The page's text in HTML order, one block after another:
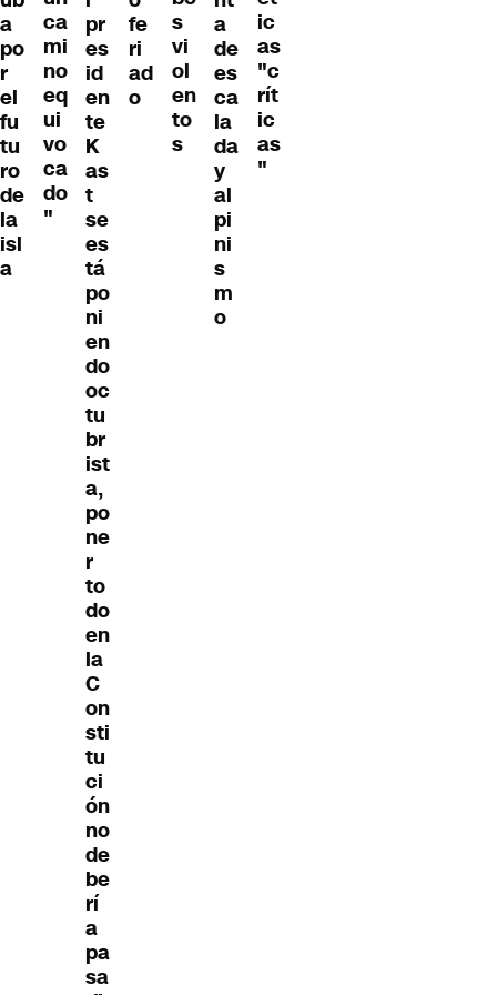
a
po
r
el
fu
tu
ro
de
la
isl
a
ca
mi
no
eq
ui
vo
ca
do
"
pr
es
id
en
te
K
as
t
se
es
tá
po
ni
en
do
oc
tu
br
ist
a,
po
ne
r
to
do
en
la
C
on
sti
tu
ci
ón
no
de
be
rí
a
pa
sa
fe
ri
ad
o
s
vi
ol
en
to
s
a
de
es
ca
la
da
y
al
pi
ni
s
m
o
ic
as
"c
rít
ic
as
"